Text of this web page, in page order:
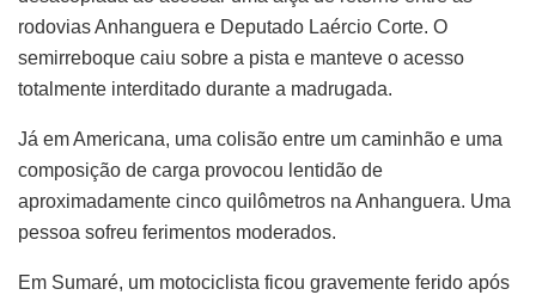
rodovias Anhanguera e Deputado Laércio Corte. O
semirreboque caiu sobre a pista e manteve o acesso
totalmente interditado durante a madrugada.
Já em Americana, uma colisão entre um caminhão e uma
composição de carga provocou lentidão de
aproximadamente cinco quilômetros na Anhanguera. Uma
pessoa sofreu ferimentos moderados.
Em Sumaré, um motociclista ficou gravemente ferido após